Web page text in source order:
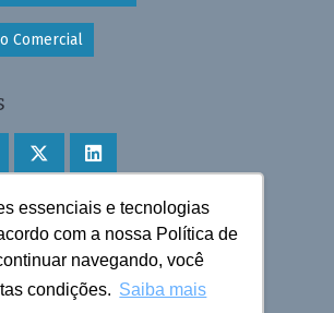
essenciais e tecnologias
com a nossa Política de
navegando, você
condições. Saiba mais
Comercial
aplicativo